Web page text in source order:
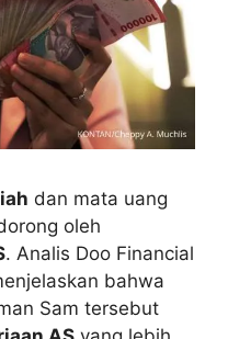
dan mata uang
oleh
. Analis Doo Financial
bahwa
Sam tersebut